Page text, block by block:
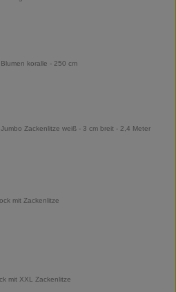
koralle - 250 cm
Zackenlitze weiß - 3 cm breit - 2,4 Meter
mit Zackenlitze
mit XXL Zackenlitze